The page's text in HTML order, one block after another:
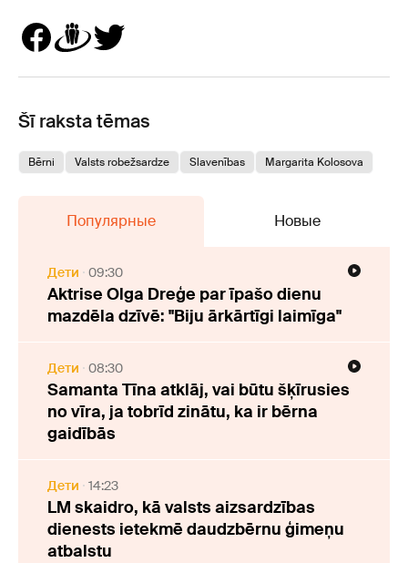
Šī raksta tēmas
Bērni Valsts robežsardze Slavenības Margarita Kolosova
Популярные Новые
Дети 09:30
Aktrise Olga Dreģe par īpašo dienu
mazdēla dzīvē: "Biju ārkārtīgi laimīga"
Дети 08:30
Samanta Tīna atklāj, vai būtu šķīrusies
no vīra, ja tobrīd zinātu, ka ir bērna
gaidībās
Дети 14:23
LM skaidro, kā valsts aizsardzības
dienests ietekmē daudzbērnu ģimeņu
atbalstu